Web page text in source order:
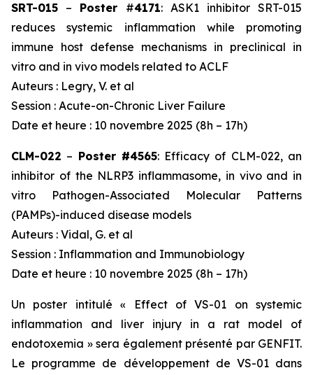
SRT-015 – Poster #4171: ASK1 inhibitor SRT-015
reduces systemic inflammation while promoting
immune host defense mechanisms in preclinical in
vitro and in vivo models related to ACLF
Auteurs : Legry, V. et al
Session : Acute-on-Chronic Liver Failure
Date et heure : 10 novembre 2025 (8h – 17h)
CLM-022 – Poster #4565: Efficacy of CLM-022, an
inhibitor of the NLRP3 inflammasome, in vivo and in
vitro Pathogen-Associated Molecular Patterns
(PAMPs)-induced disease models
Auteurs : Vidal, G. et al
Session : Inflammation and Immunobiology
Date et heure : 10 novembre 2025 (8h – 17h)
Un poster intitulé «
Effect of VS-01 on systemic
inflammation and liver injury in a rat model of
endotoxemia » sera également présenté par GENFIT.
Le programme de développement de VS-01 dans